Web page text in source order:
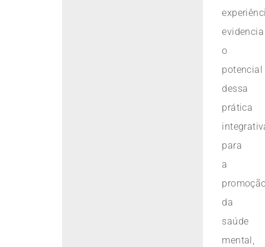
evidencia
o
potencial
dessa
prática
para
a
da
saúde
mental,